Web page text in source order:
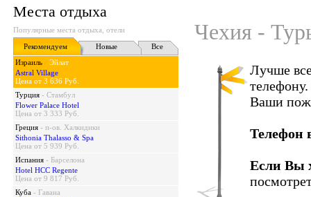
Места отдыха
Популярные места отдыха, отели
Рекомендуем
Новые
Все
Израиль - Эйлат
Astral Village
Цена от 3 636 Руб.
Турция - Стамбул
Flower Palace Hotel
Цена от 3 333 Руб.
Греция - п-ов. Халкидики
Sithonia Thalasso & Spa
Цена от 5 939 Руб.
Испания - Барселона
Hotel HCC Regente
Цена от 9 817 Руб.
Куба - Гавана
Чехия -
Лучше
Ваши
Телефон
Если Вы